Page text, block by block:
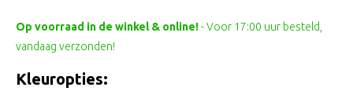
Op voorraad in de winkel & online!- Voor 17:00 uur besteld,
vandaag verzonden!
Kleuropties: